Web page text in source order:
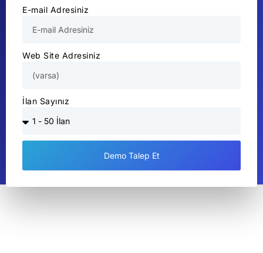
E-mail Adresiniz
Web Site Adresiniz
İlan Sayınız
Demo Talep Et